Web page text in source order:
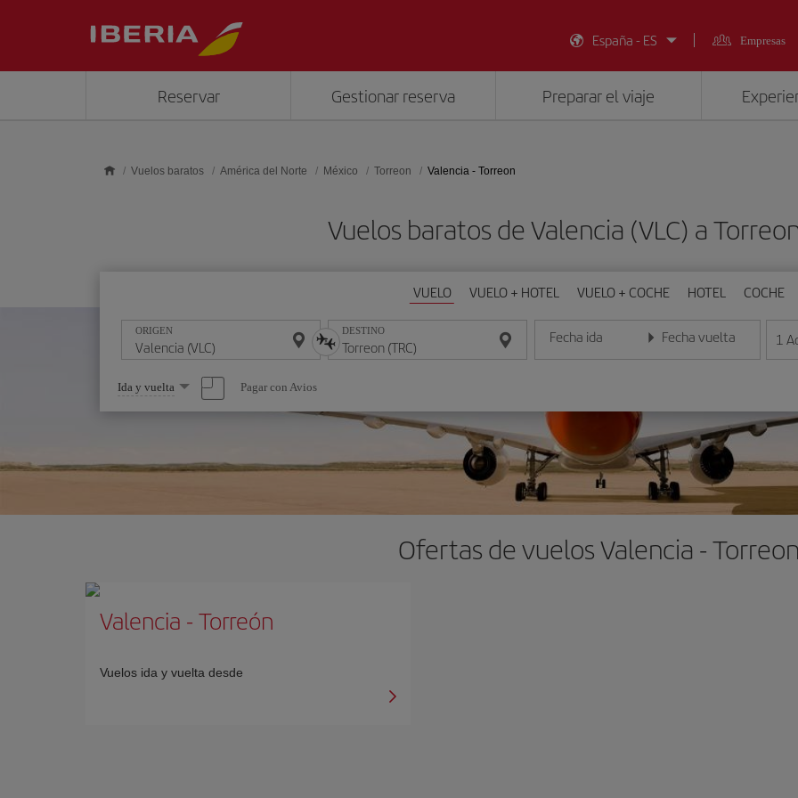
España - ES
Empresas
Reservar Gestionar reserva Preparar el viaje
Vuelos baratos América del Norte México Torreon Valencia - Torreon
Vuelos baratos de Valencia (VLC) a
VUELO VUELO + HOTEL VUELO + COCHE HOTEL COCHE
ORIGEN DESTINO Fecha ida
Introduce la fecha en formato día/mes/año
Fecha vuelta
Introduce la fecha en 1
Seleccione
una
opción
Ida y vuelta Pagar con Avios
Ofertas de vuelos Valencia -
Valencia -Torreón
Vuelos ida y vuelta desde